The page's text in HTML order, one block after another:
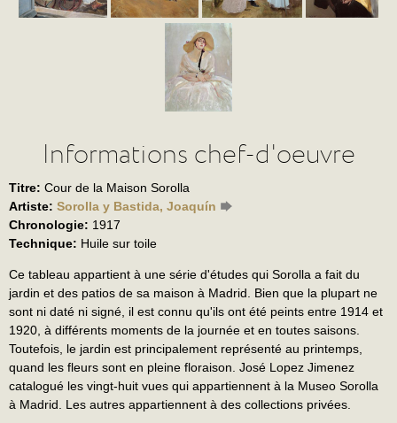
Informations chef-d'oeuvre
Titre: Cour de la Maison Sorolla
Artiste: Sorolla y Bastida, Joaquín
Chronologie: 1917
Technique: Huile sur toile
Ce tableau appartient à une série d'études qui Sorolla a fait du
jardin et des patios de sa maison à Madrid. Bien que la plupart ne
sont ni daté ni signé, il est connu qu'ils ont été peints entre 1914 et
1920, à différents moments de la journée et en toutes saisons.
Toutefois, le jardin est principalement représenté au printemps,
quand les fleurs sont en pleine floraison. José Lopez Jimenez
catalogué les vingt-huit vues qui appartiennent à la Museo Sorolla
à Madrid. Les autres appartiennent à des collections privées.